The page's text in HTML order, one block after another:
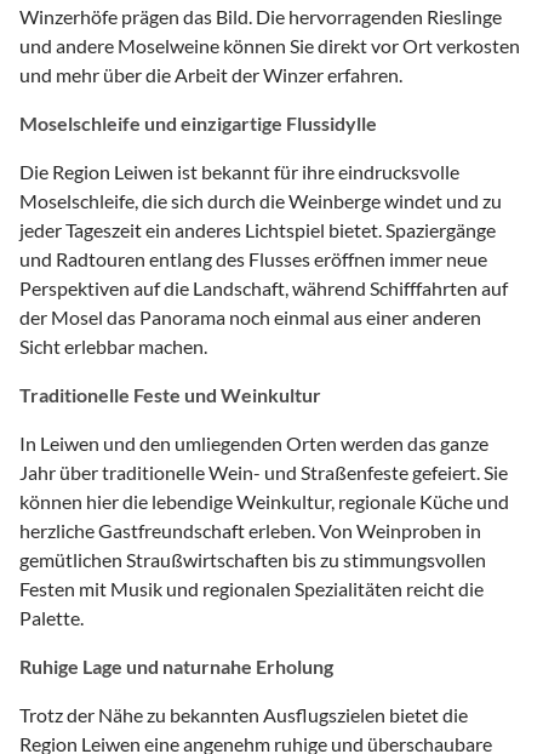
Winzerhöfe prägen das Bild. Die hervorragenden Rieslinge
und andere Moselweine können Sie direkt vor Ort verkosten
und mehr über die Arbeit der Winzer erfahren.
Moselschleife und einzigartige Flussidylle
Die Region Leiwen ist bekannt für ihre eindrucksvolle
Moselschleife, die sich durch die Weinberge windet und zu
jeder Tageszeit ein anderes Lichtspiel bietet. Spaziergänge
und Radtouren entlang des Flusses eröffnen immer neue
Perspektiven auf die Landschaft, während Schifffahrten auf
der Mosel das Panorama noch einmal aus einer anderen
Sicht erlebbar machen.
Traditionelle Feste und Weinkultur
In Leiwen und den umliegenden Orten werden das ganze
Jahr über traditionelle Wein- und Straßenfeste gefeiert. Sie
können hier die lebendige Weinkultur, regionale Küche und
herzliche Gastfreundschaft erleben. Von Weinproben in
gemütlichen Straußwirtschaften bis zu stimmungsvollen
Festen mit Musik und regionalen Spezialitäten reicht die
Palette.
Ruhige Lage und naturnahe Erholung
Trotz der Nähe zu bekannten Ausflugszielen bietet die
Region Leiwen eine angenehm ruhige und überschaubare